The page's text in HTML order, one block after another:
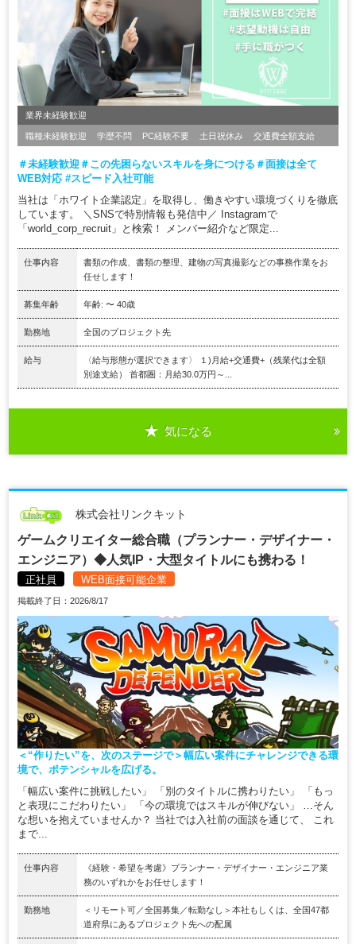
業界未経験歓迎
職種未経験歓迎 学歴不問 PC経験不要 土日祝休み 交通費全額支給
＃未経験歓迎＃この先困らないスキルを身につける＃面接は全て
WEB対応 #スピード入社可能
当社は「ホワイト企業認定」を取得し、働きやすい環境づくりを徹底
しています。 ＼SNSで特別情報も発信中／ Instagramで
「world_corp_recruit」と検索！ メンバー紹介など限定...
仕事内容
書類の作成、書類の整理、建物の写真撮影などの事務作業をお
任せします！
募集年齢 年齢: 〜 40歳
勤務地 全国のプロジェクト先
給与
〈給与形態が選択できます〉 １)月給+交通費+（残業代は全額
別途支給） 首都圏：月給30.0万円～...
気になる
株式会社リンクキット
ゲームクリエイター総合職（プランナー・デザイナー・
エンジニア）◆人気IP・大型タイトルにも携わる！
正社員 WEB面接可能企業
掲載終了日：2026/8/17
＜“作りたい”を、次のステージで＞幅広い案件にチャレンジできる環
境で、ポテンシャルを広げる。
「幅広い案件に挑戦したい」 「別のタイトルに携わりたい」 「もっ
と表現にこだわりたい」 「今の環境ではスキルが伸びない」 …そん
な想いを抱えていませんか？ 当社では入社前の面談を通じて、 これ
まで...
仕事内容
《経験・希望を考慮》プランナー・デザイナー・エンジニア業
務のいずれかをお任せします！
勤務地
＜リモート可／全国募集／転勤なし＞本社もしくは、全国47都
道府県にあるプロジェクト先への配属